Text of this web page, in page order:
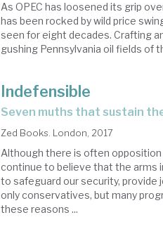
As OPEC has loosened its grip
has been rocked by wild price
seen for eight decades. Crafting
gushing Pennsylvania oil fields of
Indefensible
seven muths that sustain
Zed Books. London, 2017
Although there is often
continue to believe that the arms
to safeguard our security, provide
only conservatives, but many
these reasons ...